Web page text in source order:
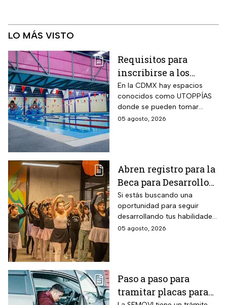
LO MÁS VISTO
Requisitos para
inscribirse a los
talleres de la UTOPÍA
Coyoacán
En la CDMX hay espacios
conocidos como UTOPPÍAS
donde se pueden tomar
talleres y practicar deportes y
05 agosto, 2026
Abren registro para la
Beca para Desarrollo
de Talento PILARES;
requisitos para recibir
hasta 10 mil pesos
Si estás buscando una
oportunidad para seguir
desarrollando tus habilidades
puedes registrarte para la
05 agosto, 2026
Paso a paso para
tramitar placas para